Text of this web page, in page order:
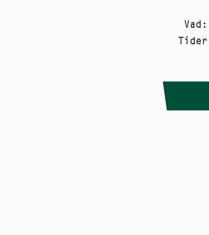
Vad :
Tider